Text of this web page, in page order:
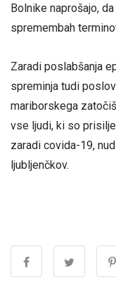
Bolnike naprošajo,
spremembah
Zaradi poslabšanja
spreminja tudi
mariborskega
vse ljudi, ki so
zaradi covida-19,
ljubljenčkov.